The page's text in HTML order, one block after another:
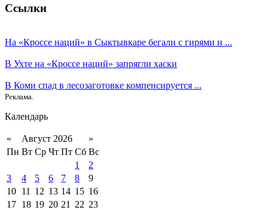
Ссылки
На «Кроссе наций» в Сыктывкаре бегали с гирями и ...
В Ухте на «Кроссе наций» запрягли хаски
В Коми спад в лесозаготовке компенсируется ...
Реклама.
Календарь
« Август 2026
»
Пн Вт Ср Чт Пт Сб Вс
1
2
3
4 5 6 7 8
9
10 11 12 13 14 15 16
17 18 19 20 21 22 23